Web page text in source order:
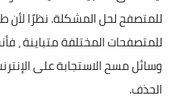
للمتصفح لحل المشكلة. نظرًا
وسائل مسح الاستجابة على
الحذف.